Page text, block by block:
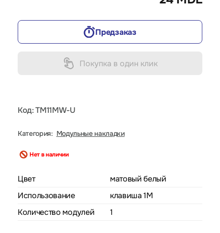
Предзаказ
Покупка в один клик
Код: TM11MW-U
Категория: Модульные накладки
Нет в наличии
Цвет
матовый белый
Использование
клавиша 1M
Количество модулей
1